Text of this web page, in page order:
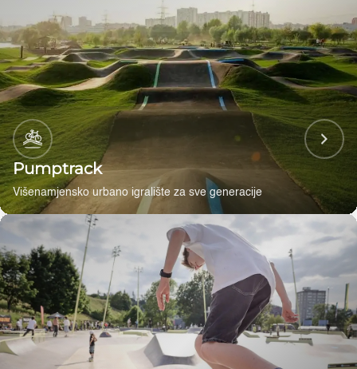
Pumptrack
Višenamjensko urbano igralište za sve generacije